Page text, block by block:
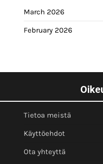
March 2026
February 2026
Tietoa meistä
Käyttöehdot
Ota yhteyttä